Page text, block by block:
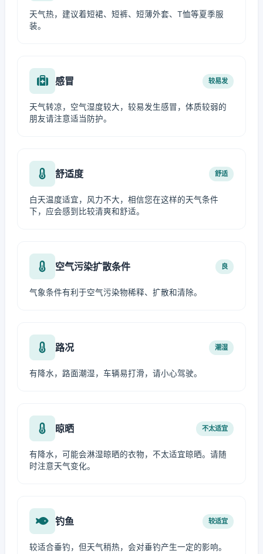
天气热，建议着短裙、短裤、短薄外套、T恤等夏季服
装。
感冒 较易发
天气转凉，空气湿度较大，较易发生感冒，体质较弱的
朋友请注意适当防护。
舒适度 舒适
白天温度适宜，风力不大，相信您在这样的天气条件
下，应会感到比较清爽和舒适。
空气污染扩散条件 良
气象条件有利于空气污染物稀释、扩散和清除。
路况 潮湿
有降水，路面潮湿，车辆易打滑，请小心驾驶。
晾晒 不太适宜
有降水，可能会淋湿晾晒的衣物，不太适宜晾晒。请随
时注意天气变化。
钓鱼 较适宜
较适合垂钓，但天气稍热，会对垂钓产生一定的影响。